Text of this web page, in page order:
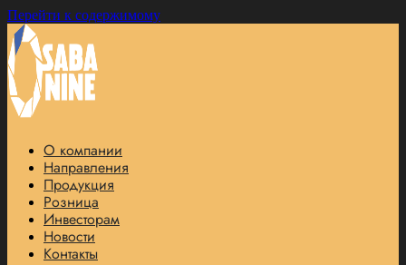
Перейти к содержимому
О компании
Направления
Продукция
Розница
Инвесторам
Новости
Контакты